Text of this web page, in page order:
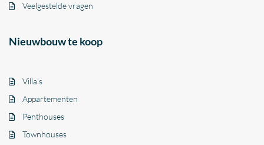
Veelgestelde vragen
Nieuwbouw te koop
Villa’s
Appartementen
Penthouses
Townhouses